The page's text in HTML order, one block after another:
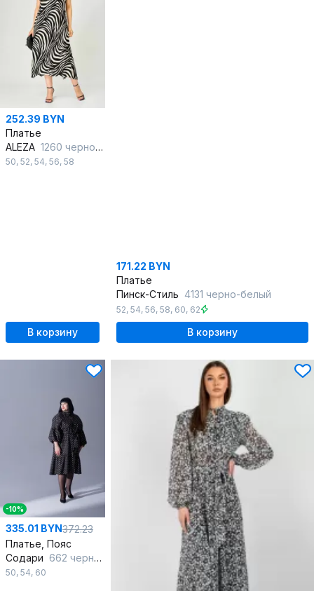
252.39 BYN
Платье
ALEZA 1260 черно-белый
50, 52, 54, 56, 58
В корзину
171.22 BYN
Платье
Пинск-Стиль 4131 черно-белый
52, 54, 56, 58, 60, 62
В корзину
-10%
335.01 BYN372.23
Платье, Пояс
Содари 662 черное_в_белый_горошек
50, 54, 60